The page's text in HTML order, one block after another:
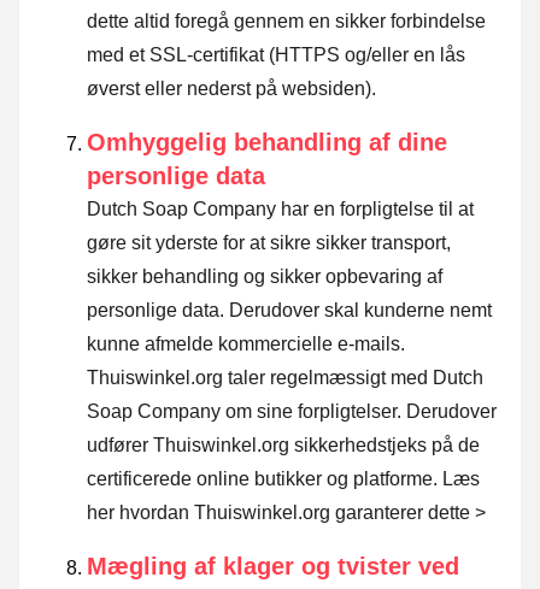
dette altid foregå gennem en sikker forbindelse
med et SSL-certifikat (HTTPS og/eller en lås
øverst eller nederst på websiden).
Omhyggelig behandling af dine
personlige data
Dutch Soap Company har en forpligtelse til at
gøre sit yderste for at sikre sikker transport,
sikker behandling og sikker opbevaring af
personlige data. Derudover skal kunderne nemt
kunne afmelde kommercielle e-mails.
Thuiswinkel.org taler regelmæssigt med Dutch
Soap Company om sine forpligtelser. Derudover
udfører Thuiswinkel.org sikkerhedstjeks på de
certificerede online butikker og platforme. Læs
her hvordan Thuiswinkel.org garanterer dette >
Mægling af klager og tvister ved